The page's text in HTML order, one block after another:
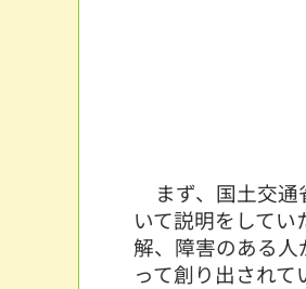
まず、国土交
いて説明をして
解、障害のある
って創り出され